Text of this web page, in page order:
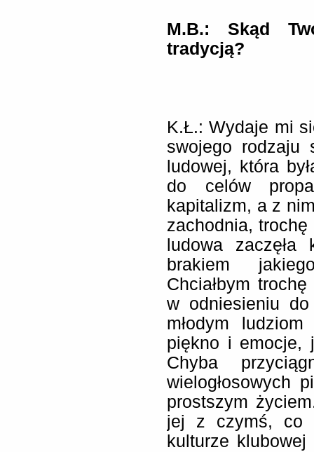
M.B.: Skąd
tradycją?
K.Ł.: Wydaje mi
swojego rodzaju
ludowej, która
do celów
kapitalizm, a z
zachodnia,
ludowa
brakiem
Chciałbym
w odniesieniu
młodym
piękno i emocje,
Chyba
wielogłosowych
prostszym
jej z czymś, co
kulturze